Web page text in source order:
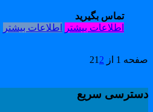
تماس بگیرید
اطلاعات بیشتر اطلاعات بیشتر
1 از 2 2
سریع